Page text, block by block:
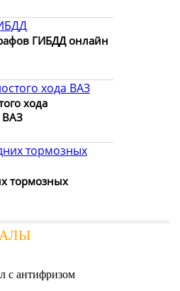
ГИБДД онлайн
хода
ВАЗ
тормозных
с антифризом